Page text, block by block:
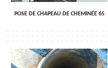
POSE DE CHAPEAU DE CHEMINÉE 65